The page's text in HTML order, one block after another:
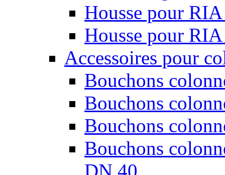
Housse pour
Housse pour
Accessoires pour
Bouchons
Bouchons
Bouchons
Bouchons
DN 40